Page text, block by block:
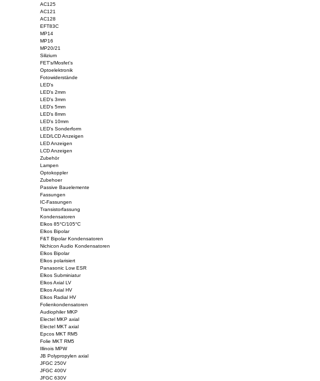
AC125
AC121
AC128
EFT83C
MP14
MP16
MP20/21
Silizium
FET's/Mosfet's
Optoelektronik
Fotowiderstände
LED's
LED's 2mm
LED's 3mm
LED's 5mm
LED's 8mm
LED's 10mm
LED's Sonderform
LED/LCD Anzeigen
LED Anzeigen
LCD Anzeigen
Zubehör
Lampen
Optokoppler
Zubehoer
Passive Bauelemente
Fassungen
IC-Fassungen
Transistorfassung
Kondensatoren
Elkos 85°C/105°C
Elkos Bipolar
F&T Bipolar Kondensatoren
Nichicon Audio Kondensatoren
Elkos Bipolar
Elkos polarisiert
Panasonic Low ESR
Elkos Subminiatur
Elkos Axial LV
Elkos Axial HV
Elkos Radial HV
Folienkondensatoren
Audiophiler MKP
Electel MKP axial
Electel MKT axial
Epcos MKT RM5
Folie MKT RM5
Illinois MPW
JB Polypropylen axial
JFGC 250V
JFGC 400V
JFGC 630V